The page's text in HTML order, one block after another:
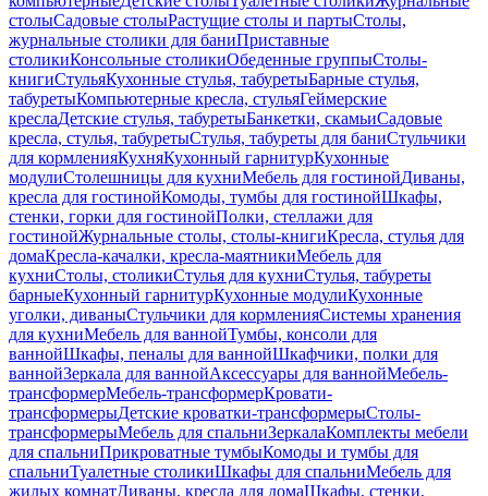
столыСадовые столыРастущие столы и партыСтолы,
журнальные столики для баниПриставные
столикиКонсольные столикиОбеденные группыСтолы-
книгиСтульяКухонные стулья, табуретыБарные стулья,
табуретыКомпьютерные кресла, стульяГеймерские
креслаДетские стулья, табуретыБанкетки, скамьиСадовые
кресла, стулья, табуретыСтулья, табуреты для баниСтульчики
для кормленияКухняКухонный гарнитурКухонные
модулиСтолешницы для кухниМебель для гостинойДиваны,
кресла для гостинойКомоды, тумбы для гостинойШкафы,
стенки, горки для гостинойПолки, стеллажи для
гостинойЖурнальные столы, столы-книгиКресла, стулья для
домаКресла-качалки, кресла-маятникиМебель для
кухниСтолы, столикиСтулья для кухниСтулья, табуреты
барныеКухонный гарнитурКухонные модулиКухонные
уголки, диваныСтульчики для кормленияСистемы хранения
для кухниМебель для ваннойТумбы, консоли для
ваннойШкафы, пеналы для ваннойШкафчики, полки для
ваннойЗеркала для ваннойАксессуары для ваннойМебель-
трансформерМебель-трансформерКровати-
трансформерыДетские кроватки-трансформерыСтолы-
трансформерыМебель для спальниЗеркалаКомплекты мебели
для спальниПрикроватные тумбыКомоды и тумбы для
спальниТуалетные столикиШкафы для спальниМебель для
жилых комнатДиваны, кресла для домаШкафы, стенки,